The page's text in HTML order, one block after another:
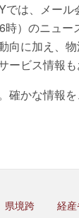
では、メー
時）のニュー
向に加え、
ービス情報も
確かな情報
県境跨
経